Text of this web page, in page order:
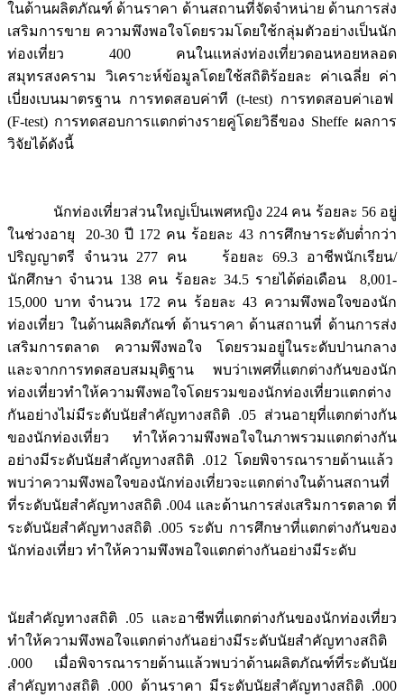
ในด้านผลิตภัณฑ์ ด้านราคา ด้านสถานที่จัดจำหน่าย ด้านการส่ง
เสริมการขาย ความพึงพอใจโดยรวมโดยใช้กลุ่มตัวอย่างเป็นนัก
ท่องเที่ยว 400 คนในแหล่งท่องเที่ยวดอนหอยหลอด
สมุทรสงคราม วิเคราะห์ข้อมูลโดยใช้สถิติร้อยละ ค่าเฉลี่ย ค่า
เบี่ยงเบนมาตรฐาน การทดสอบค่าที (t-test) การทดสอบค่าเอฟ
(F-test) การทดสอบการแตกต่างรายคู่โดยวิธีของ Sheffe ผลการ
วิจัยได้ดังนี้
นักท่องเที่ยวส่วนใหญ่เป็นเพศหญิง 224 คน ร้อยละ 56 อยู่
ในช่วงอายุ 20-30 ปี 172 คน ร้อยละ 43 การศึกษาระดับต่ำกว่า
ปริญญาตรี จำนวน 277 คน ร้อยละ 69.3 อาชีพนักเรียน/
นักศึกษา จำนวน 138 คน ร้อยละ 34.5 รายได้ต่อเดือน 8,001-
15,000 บาท จำนวน 172 คน ร้อยละ 43 ความพึงพอใจของนัก
ท่องเที่ยว ในด้านผลิตภัณฑ์ ด้านราคา ด้านสถานที่ ด้านการส่ง
เสริมการตลาด ความพึงพอใจ โดยรวมอยู่ในระดับปานกลาง
และจากการทดสอบสมมุติฐาน พบว่าเพศที่แตกต่างกันของนัก
ท่องเที่ยวทำให้ความพึงพอใจโดยรวมของนักท่องเที่ยวแตกต่าง
กันอย่างไม่มีระดับนัยสำคัญทางสถิติ .05 ส่วนอายุที่แตกต่างกัน
ของนักท่องเที่ยว ทำให้ความพึงพอใจในภาพรวมแตกต่างกัน
อย่างมีระดับนัยสำคัญทางสถิติ .012 โดยพิจารณารายด้านแล้ว
พบว่าความพึงพอใจของนักท่องเที่ยวจะแตกต่างในด้านสถานที่
ที่ระดับนัยสำคัญทางสถิติ .004 และด้านการส่งเสริมการตลาด ที่
ระดับนัยสำคัญทางสถิติ .005 ระดับ การศึกษาที่แตกต่างกันของ
นักท่องเที่ยว ทำให้ความพึงพอใจแตกต่างกันอย่างมีระดับ
นัยสำคัญทางสถิติ .05 และอาชีพที่แตกต่างกันของนักท่องเที่ยว
ทำให้ความพึงพอใจแตกต่างกันอย่างมีระดับนัยสำคัญทางสถิติ
.000 เมื่อพิจารณารายด้านแล้วพบว่าด้านผลิตภัณฑ์ที่ระดับนัย
สำคัญทางสถิติ .000 ด้านราคา มีระดับนัยสำคัญทางสถิติ .000